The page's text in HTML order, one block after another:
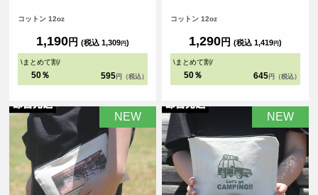
なデザインをレイアウトしてオリジ
ます。
コットン 12oz
1,190円 (税込 1,309円)
\まとめて割/
50％ 595 円（税込）
ジッパーになっております。四角い
く、お好きなデザインをレイアウト
してオリジナル度たっぷりのポーチ
を作成できます。
コットン 12oz
1,290円 (税込 1,419円)
\まとめて割/
50％ 645 円（税込）
NEW NEW